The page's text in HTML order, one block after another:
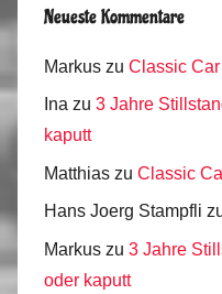
Neueste Kommentare
Markus zu Classic
Ina zu 3 Jahre
kaputt
Matthias zu Classic
Hans Joerg Stampfli
Markus zu 3 Jahre
oder kaputt